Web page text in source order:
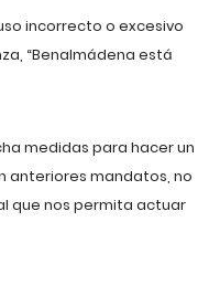
incorrecto o excesivo
“Benalmádena está
medidas para hacer un
anteriores mandatos, no
que nos permita actuar